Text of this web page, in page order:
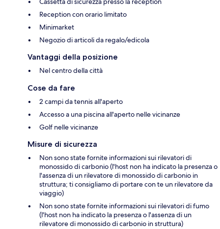
Reception con orario limitato
Minimarket
Negozio di articoli da regalo/edicola
Vantaggi della posizione
Nel centro della città
Cose da fare
2 campi da tennis all'aperto
Accesso a una piscina all'aperto nelle vicinanze
Golf nelle vicinanze
Misure di sicurezza
Non sono state fornite informazioni sui rilevatori di
monossido di carbonio (l'host non ha indicato la presenza o
l'assenza di un rilevatore di monossido di carbonio in
struttura; ti consigliamo di portare con te un rilevatore da
viaggio)
Non sono state fornite informazioni sui rilevatori di fumo
(l'host non ha indicato la presenza o l'assenza di un
rilevatore di monossido di carbonio in struttura)